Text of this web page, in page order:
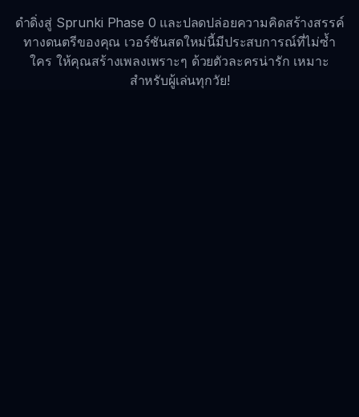
ดำดิ่งสู่ Sprunki Phase 0 และปลดปล่อยความคิดสร้างสรรค์
ทางดนตรีของคุณ เวอร์ชันสดใหม่นี้มีประสบการณ์ที่ไม่ซ้ำ
ใคร ให้คุณสร้างเพลงเพราะๆ ด้วยตัวละครน่ารัก เหมาะ
สำหรับผู้เล่นทุกวัย!